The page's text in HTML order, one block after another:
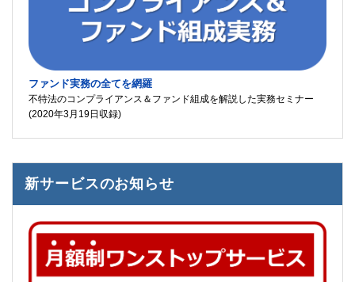
ファンド実務の全てを網羅
不特法のコンプライアンス＆ファンド組成を解説した実務セミナー
(2020年3月19日収録)
新サービスのお知らせ